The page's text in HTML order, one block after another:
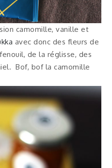
camomille, vanille et
avec donc des fleurs de
de la réglisse, des
Bof, bof la camomille